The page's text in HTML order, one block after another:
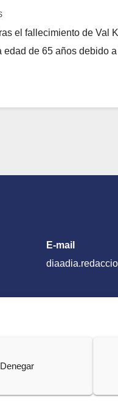
Denegar
el fallecimiento de Val
edad de 65 años debido
E-mail